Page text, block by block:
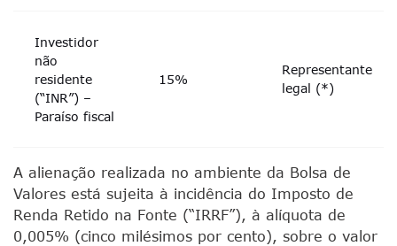
Investidor
não
residente
(“INR”) –
Paraíso fiscal
15%
Representante
legal (*)
A alienação realizada no ambiente da Bolsa de
Valores está sujeita à incidência do Imposto de
Renda Retido na Fonte (“IRRF”), à alíquota de
0,005% (cinco milésimos por cento), sobre o valor